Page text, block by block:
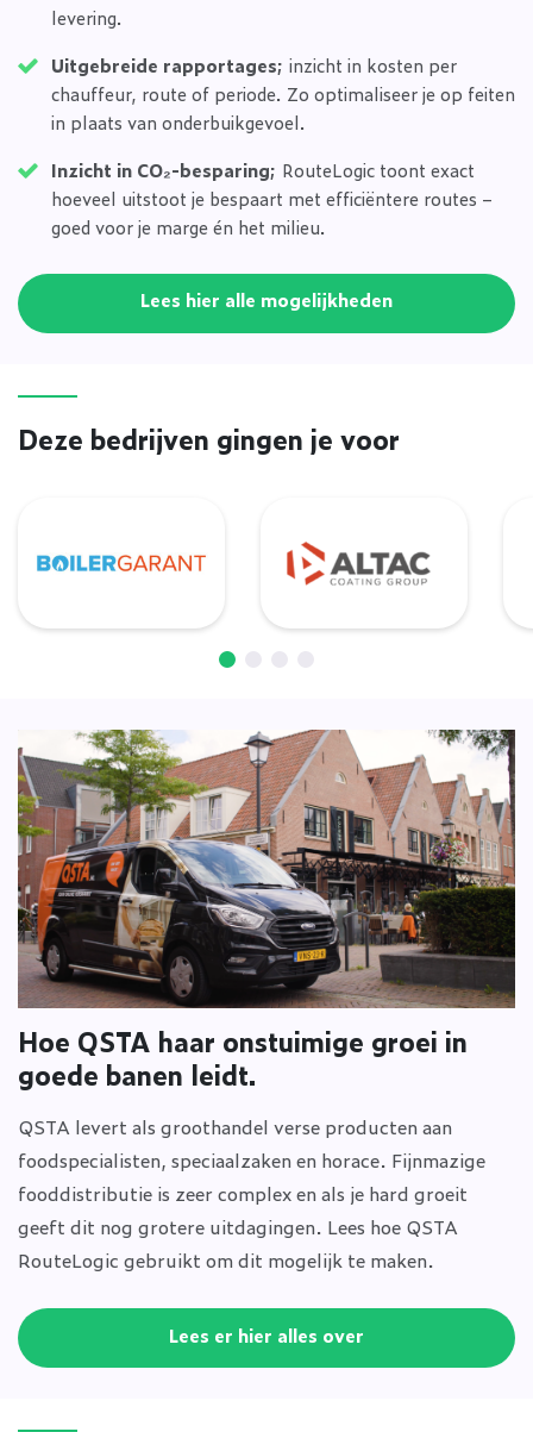
levering.
Uitgebreide rapportages; inzicht in kosten per
chauffeur, route of periode. Zo optimaliseer je op feiten
in plaats van onderbuikgevoel.
Inzicht in CO₂-besparing; RouteLogic toont exact
hoeveel uitstoot je bespaart met efficiëntere routes –
goed voor je marge én het milieu.
Lees hier alle mogelijkheden
Deze bedrijven gingen je voor
Hoe QSTA haar onstuimige groei in
goede banen leidt.
QSTA levert als groothandel verse producten aan
foodspecialisten, speciaalzaken en horace. Fijnmazige
fooddistributie is zeer complex en als je hard groeit
geeft dit nog grotere uitdagingen. Lees hoe QSTA
RouteLogic gebruikt om dit mogelijk te maken.
Lees er hier alles over